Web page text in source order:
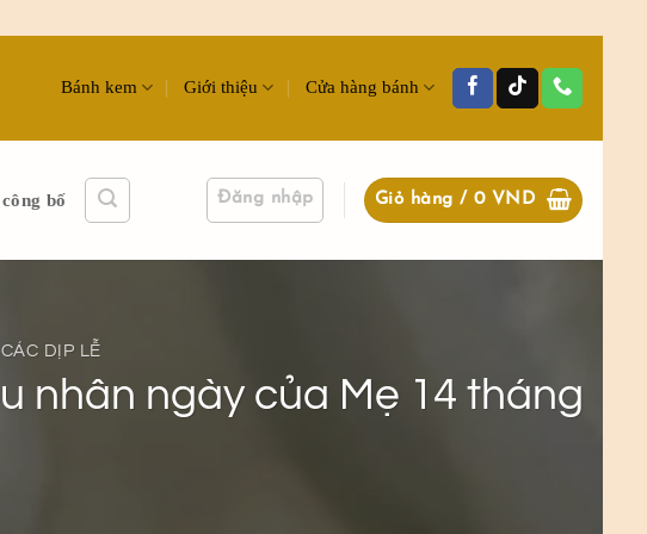
Bánh kem Giới thiệu Cửa hàng bánh
bố Đăng nhập Giỏ hàng /0 VND
DỊP LỄ
nhân ngày của Mẹ 14 tháng